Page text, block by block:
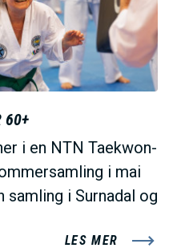
60+
i en NTN Taekwon-
i mai
samling i Surnadal og
LES MER